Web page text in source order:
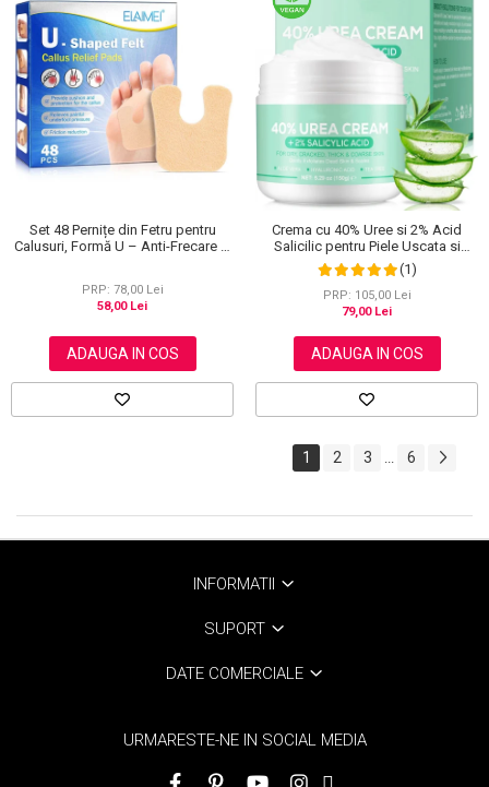
Set 48 Pernițe din Fetru pentru
Calusuri, Formă U – Anti-Frecare și
PRP: 78,00 Lei
58,00 Lei
ADAUGA IN COS
Crema cu 40% Uree si 2% Acid
Salicilic pentru Piele Uscata si
Crapata – Ingrijire Picioare si Maini,
150 g
(1)
PRP: 105,00 Lei
79,00 Lei
ADAUGA IN COS
1 2 3 6
INFORMATII
SUPORT
DATE COMERCIALE
URMARESTE-NE IN SOCIAL MEDIA